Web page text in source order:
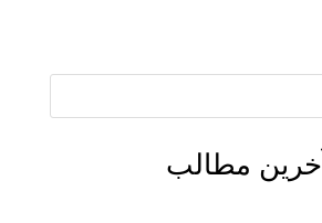
آخرین مطالب